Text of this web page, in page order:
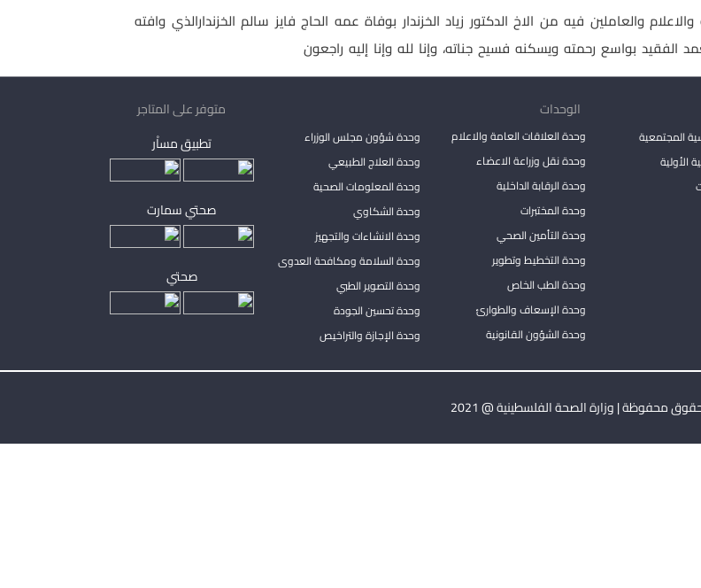
والعاملين فيه من الاخ الدكتور زياد الخزندار بوفاة عمه الحاج فايز سالم الخزندارالذي وافته
المجتمعية
الأولية
الوحدات
وحدة العلاقات العامة والاعلام
وحدة نقل وزراعة الاعضاء
وحدة الرقابة الداخلية
وحدة المختبرات
وحدة التأمين الصحي
وحدة التخطيط وتطوير
وحدة الطب الخاص
وحدة الإسعاف والطوارئ
وحدة الشؤون القانونية
وحدة شؤون مجلس الوزراء
وحدة العلاج الطبيعي
وحدة المعلومات الصحية
وحدة الشكاوي
وحدة الانشاءات والتجهيز
وحدة السلامة ومكافحة العدوى
وحدة التصوير الطبي
وحدة تحسين الجودة
وحدة الإجازة والتراخيص
متوفر على المتاجر
تطبيق مساْر
صحتي سمارت
صحتي
محفوظة | وزارة الصحة الفلسطينية @ 2021